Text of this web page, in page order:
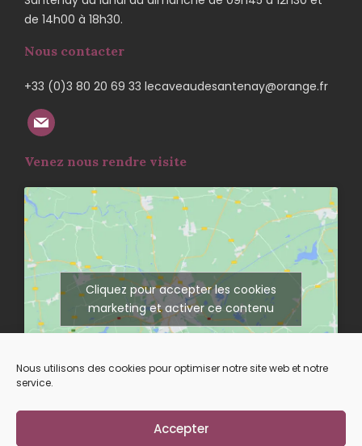
Nous utilisons des cookies pour optimiser notre site web et notre
service.
Accepter
de 14h00 à 18h30.
Nous contacter
+33 (0)3 80 20 69 33 lecaveaudesantenay@orange.fr
Venez nous rendre visite
Cliquez pour accepter les cookies
marketing et activer ce contenu